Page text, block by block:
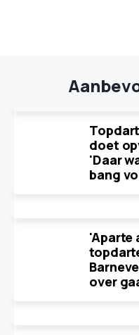
doet
'Daar
bang
'Aparte
over